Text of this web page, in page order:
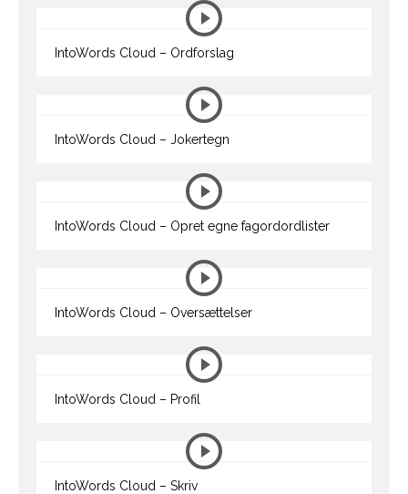
IntoWords Cloud – Ordforslag
IntoWords Cloud – Jokertegn
IntoWords Cloud – Opret egne fagordordlister
IntoWords Cloud – Oversættelser
IntoWords Cloud – Profil
IntoWords Cloud – Skriv